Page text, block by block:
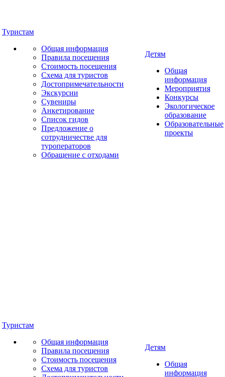
Туристам
Общая информация
Правила посещения
Стоимость посещения
Схема для туристов
Достопримечательности
Экскурсии
Сувениры
Анкетирование
Список гидов
Предложение о
сотрудничестве для
туроператоров
Обращение с отходами
Детям
Общая
информация
Мероприятия
Конкурсы
Экологическое
образование
Образовательные
проекты
Туристам
Общая информация
Правила посещения
Стоимость посещения
Схема для туристов
Детям
Общая
информация